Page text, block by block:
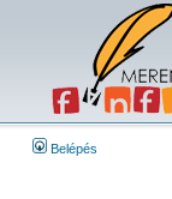
Belépés